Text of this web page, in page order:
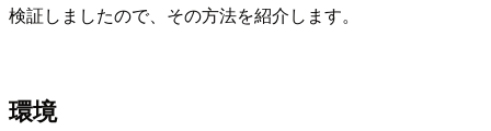
検証しましたので、その方法を紹介します。
環境